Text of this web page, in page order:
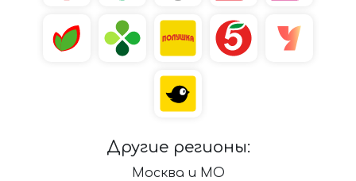
Другие регионы:
Москва и МО